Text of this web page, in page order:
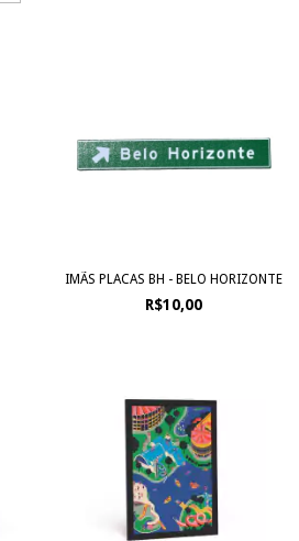
IMÃS PLACAS BH - BELO HORIZONTE
R$10,00